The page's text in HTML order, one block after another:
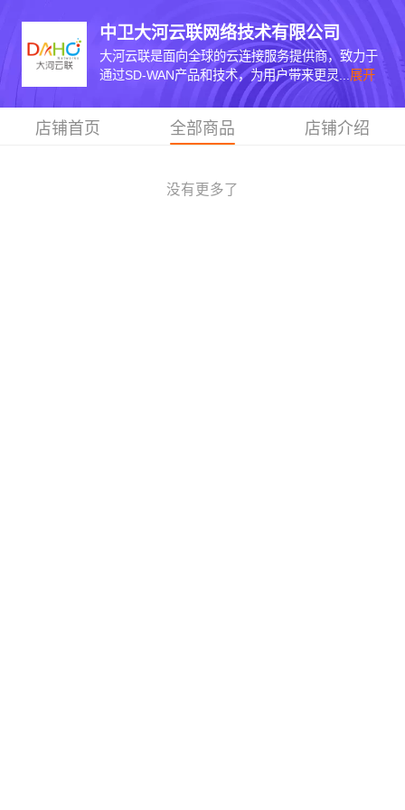
中卫大河云联网络技术有限公司
大河云联是面向全球的云连接服务提供商，致力于
通过SD-WAN产品和技术，为用户带来更灵... 展开
店铺首页 全部商品 店铺介绍
没有更多了